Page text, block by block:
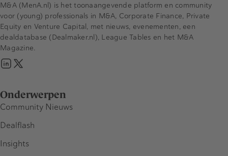
Onderwerpen
Community Nieuws
Dealflash
Insights
M&A (MenA.nl) is het toonaangevende platform en community
voor (young) professionals in M&A, Corporate Finance, Private
Equity en Venture Capital, met nieuws, evenementen, een
dealdatabase (Dealmaker.nl), League Tables en het M&A
Magazine.